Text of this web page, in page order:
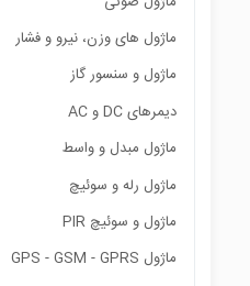
ماژول های وزن، نیرو و فشار
ماژول و سنسور گاز
دیمرهای DC و AC
ماژول مبدل و واسط
ماژول رله و سوئیچ
ماژول و سوئیچ PIR
ماژول GPS - GSM - GPRS